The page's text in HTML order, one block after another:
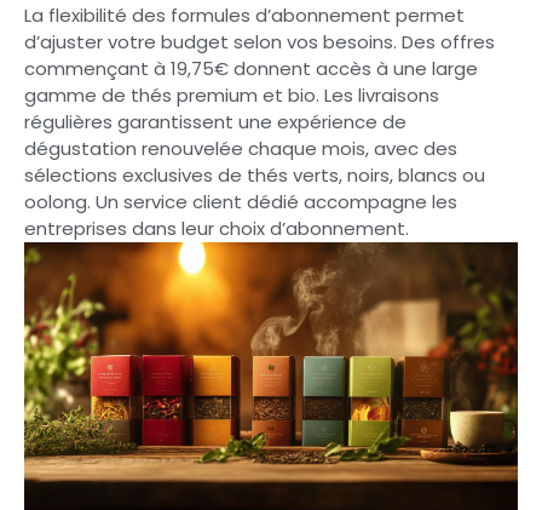
La flexibilité des formules d’abonnement permet
d’ajuster votre budget selon vos besoins. Des offres
commençant à 19,75€ donnent accès à une large
gamme de thés premium et bio. Les livraisons
régulières garantissent une expérience de
dégustation renouvelée chaque mois, avec des
sélections exclusives de thés verts, noirs, blancs ou
oolong. Un service client dédié accompagne les
entreprises dans leur choix d’abonnement.